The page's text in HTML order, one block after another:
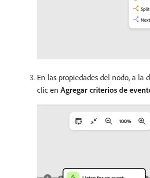
En las propiedades del nodo, a la
clic en Agregar criterios de